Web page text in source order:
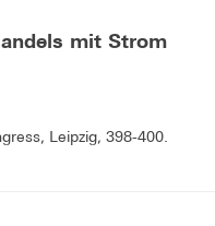
mit Strom
Leipzig, 398-400.